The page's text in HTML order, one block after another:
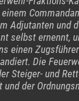
Adjutanten und
selbst ernennt,
einen
Die
Steiger- und
der